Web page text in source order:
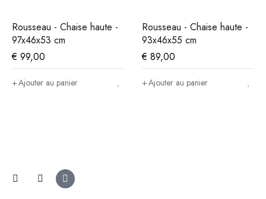
Rousseau - Chaise haute -
97x46x53 cm
€ 99,00
Ajouter au panier
Rousseau - Chaise haute -
93x46x55 cm
€ 89,00
Ajouter au panier